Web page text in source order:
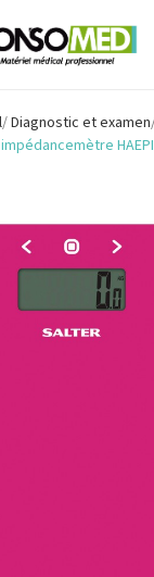
Diagnostic et examen
HAEPI